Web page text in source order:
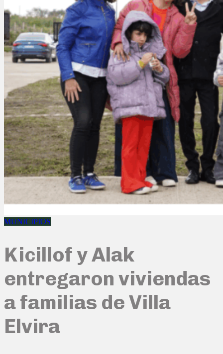
MUNICIPIOS
Kicillof y Alak
entregaron viviendas
a familias de Villa
Elvira